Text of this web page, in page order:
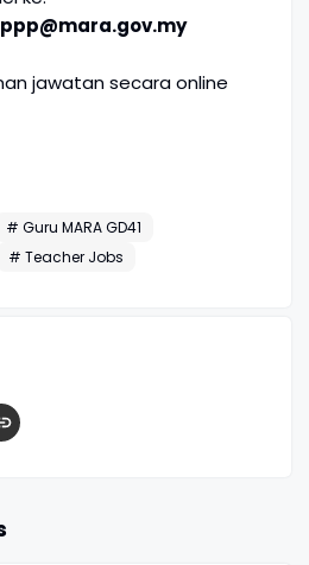
jawatan secara online
# Guru MARA GD41
# Teacher Jobs